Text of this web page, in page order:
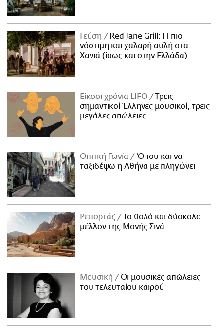
Γεύση
Red Jane Grill: Η πιο
νόστιμη και χαλαρή αυλή στα
Χανιά (ίσως και στην Ελλάδα)
Είκοσι χρόνια LIFO
Tρεις
σημαντικοί Έλληνες μουσικοί, τρεις
μεγάλες απώλειες
Οπτική Γωνία
Όπου και να
ταξιδέψω η Αθήνα με πληγώνει
Ρεπορτάζ
Το θολό και δύσκολο
μέλλον της Μονής Σινά
Μουσική
Οι μουσικές απώλειες
του τελευταίου καιρού